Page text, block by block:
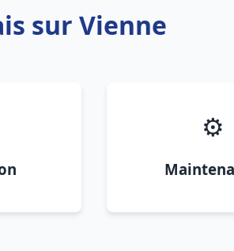
sur Vienne
⚙️